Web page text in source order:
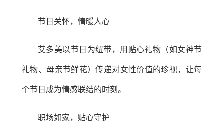
节日关怀，情暖人心
艾多美以节日为纽带，用贴心礼物（如女神节
礼物、母亲节鲜花）传递对女性价值的珍视，让每
个节日成为情感联结的时刻。
职场如家，贴心守护